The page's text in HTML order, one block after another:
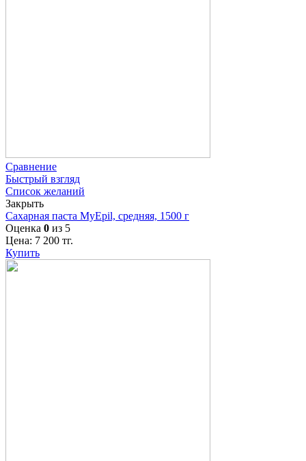
Сравнение
Быстрый взгляд
Список желаний
Закрыть
Сахарная паста MyEpil, средняя, 1500 г
Оценка 0 из 5
Цена: 7 200 тг.
Купить